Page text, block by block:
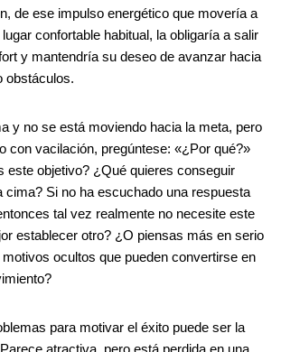
de ese impulso energético que movería a
confortable habitual, la obligaría a salir
y mantendría su deseo de avanzar hacia
obstáculos.
y no se está moviendo hacia la meta, pero
con vacilación, pregúntese: «¿Por qué?»
este objetivo? ¿Qué quieres conseguir
cima? Si no ha escuchado una respuesta
tal vez realmente no necesite este
establecer otro? ¿O piensas más en serio
ocultos que pueden convertirse en
para motivar el éxito puede ser la
atractiva, pero está perdida en una